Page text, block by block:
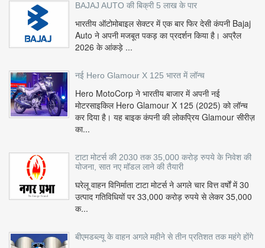
BAJAJ AUTO की बिक्री 5 लाख के पार
भारतीय ऑटोमोबाइल सेक्टर में एक बार फिर देसी कंपनी Bajaj
Auto ने अपनी मजबूत पकड़ का प्रदर्शन किया है। अप्रैल
2026 के आंकड़े ...
नई Hero Glamour X 125 भारत में लॉन्च
Hero MotoCorp ने भारतीय बाजार में अपनी नई
मोटरसाइकिल Hero Glamour X 125 (2025) को लॉन्च
कर दिया है। यह बाइक कंपनी की लोकप्रिय Glamour सीरीज़
का...
टाटा मोटर्स की 2030 तक 35,000 करोड़ रुपये के निवेश की
योजना, सात नए मॉडल लाने की तैयारी
घरेलू वाहन विनिर्माता टाटा मोटर्स ने अगले चार वित्त वर्षों में 30
उत्पाद गतिविधियों पर 33,000 करोड़ रुपये से लेकर 35,000
क...
बीएमडब्ल्यू के वाहन अगले महीने से तीन प्रतिशत तक महंगे होंगे